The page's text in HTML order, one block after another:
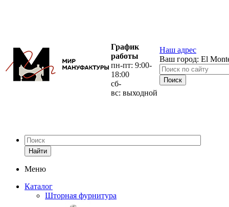
График
работы
пн-пт: 9:00-
18:00
сб-
вс: выходной
Наш адрес
Ваш город: El
Найти
Меню
Каталог
Шторная фурнитура